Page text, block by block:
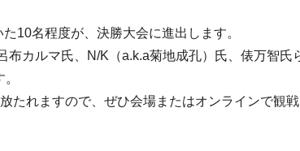
10名程度が、決勝大会に進出します。
カルマ氏、N/K（a.k.a菊地成孔）氏、俵万智
たれますので、ぜひ会場またはオンラインで観戦